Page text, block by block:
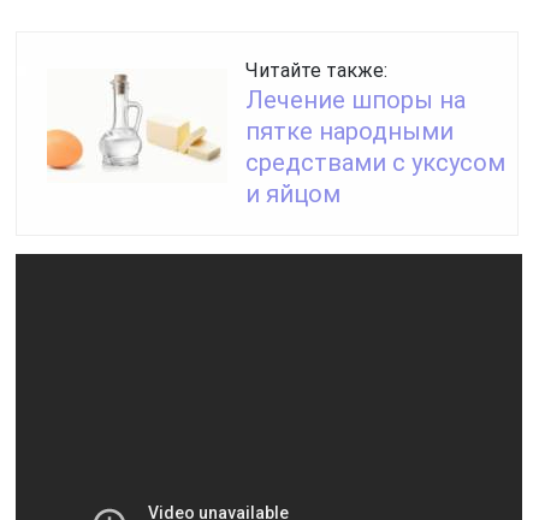
Читайте также:
Лечение шпоры на
пятке народными
средствами с уксусом
и яйцом